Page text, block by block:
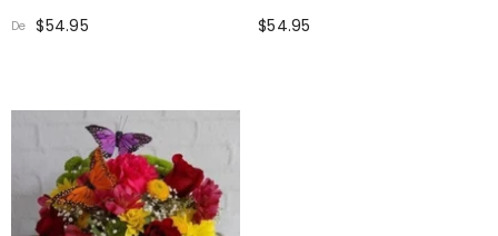
Una Niña
De $54.95 $54.95